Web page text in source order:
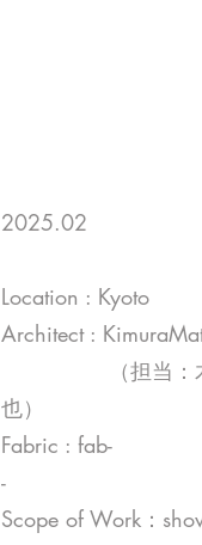
2025.02
Location : Kyoto
Architect :
（担当：木村
也）
Fabric : fab-
-
Scope of Work：